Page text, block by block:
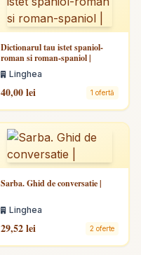
Dictionarul tau istet spaniol-
roman si roman-spaniol |
Linghea
40,00 lei 1 ofertă
Sarba. Ghid de conversatie |
Linghea
29,52 lei 2 oferte